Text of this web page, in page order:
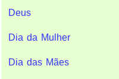
Deus
Dia da Mulher
Dia das Mães